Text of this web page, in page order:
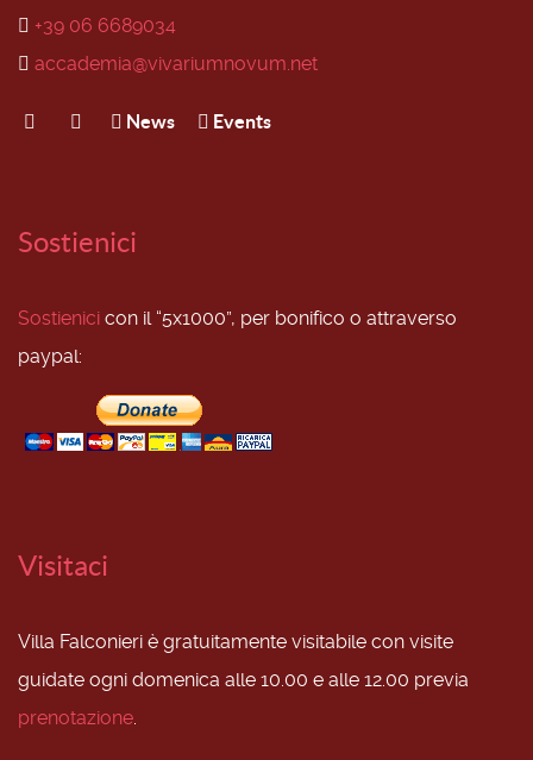
+39 06 6689034
accademia@vivariumnovum.net
News Events
Sostienici
Sostienici con il “5x1000”, per bonifico o attraverso
paypal:
Visitaci
Villa Falconieri è gratuitamente visitabile con visite
guidate ogni domenica alle 10.00 e alle 12.00 previa
prenotazione.